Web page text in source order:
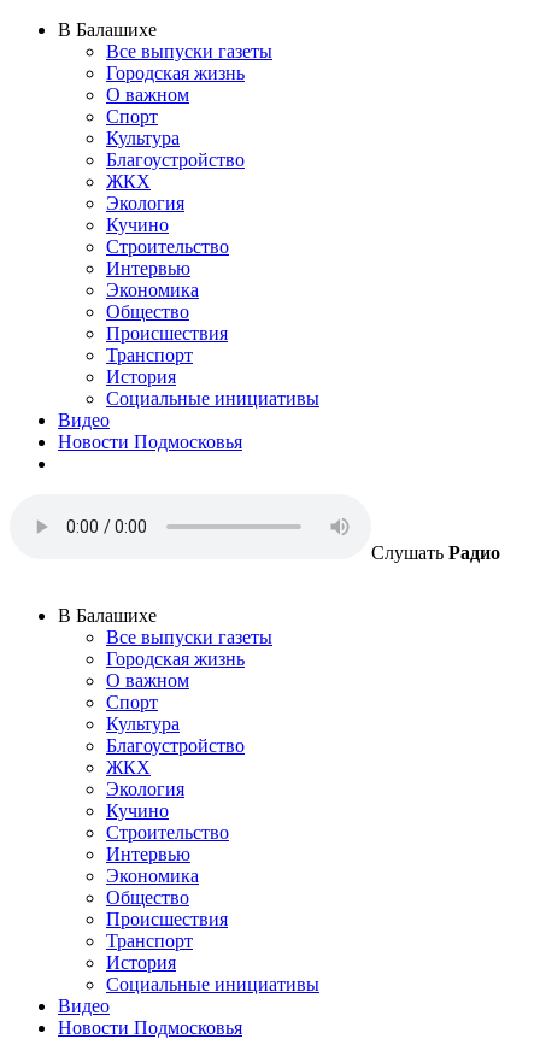
В Балашихе
Все выпуски газеты
Городская жизнь
О важном
Спорт
Культура
Благоустройство
ЖКХ
Экология
Кучино
Строительство
Интервью
Экономика
Общество
Происшествия
Транспорт
История
Социальные инициативы
Видео
Новости Подмосковья
Слушать Радио
В Балашихе
Все выпуски газеты
Городская жизнь
О важном
Спорт
Культура
Благоустройство
ЖКХ
Экология
Кучино
Строительство
Интервью
Экономика
Общество
Происшествия
Транспорт
История
Социальные инициативы
Видео
Новости Подмосковья